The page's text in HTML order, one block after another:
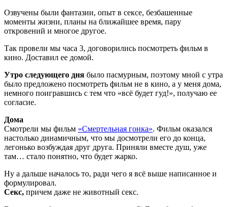
Озвучены были фантазии, опыт в сексе, безбашенные
моменты жизни, планы на ближайшее время, пару
откровений и многое другое.
Так провели мы часа 3, договорились посмотреть фильм в
кино. Доставил ее домой.
Утро следующего дня было пасмурным, поэтому мной с утра
было предложено посмотреть фильм не в кино, а у меня дома,
немного поигравшись с тем что «всё будет гуд!», получаю ее
согласие.
Дома
Смотрели мы фильм «Смертельная гонка». Фильм оказался
настолько динамичным, что мы досмотрели его до конца,
легонько возбуждая друг друга. Приняли вместе душ, уже
там… стало понятно, что будет жарко.
Ну а дальше началось то, ради чего я всё выше написанное и
формулировал.
Секс, причем даже не животный секс.